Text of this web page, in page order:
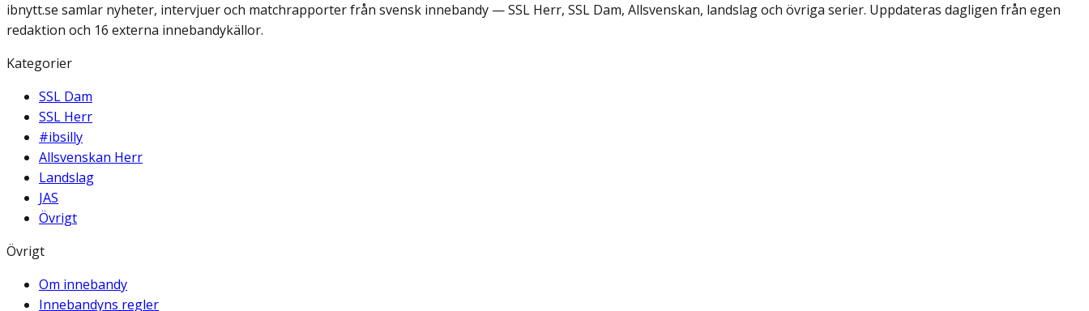
ibnytt.se samlar nyheter, intervjuer och matchrapporter från svensk innebandy — SSL Herr, SSL Dam, Allsvenskan, landslag och övriga serier. Uppdateras dagligen från egen
redaktion och 16 externa innebandykällor.
Kategorier
SSL Dam
SSL Herr
#ibsilly
Allsvenskan Herr
Landslag
JAS
Övrigt
Övrigt
Om innebandy
Innebandyns regler